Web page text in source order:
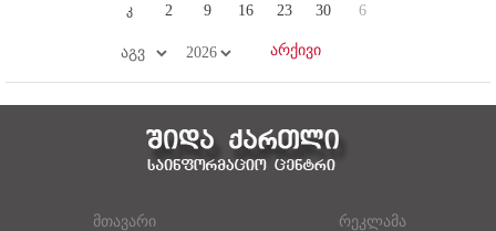
კ 2 9 16 23 30 6
მთავარი
რეკლამა